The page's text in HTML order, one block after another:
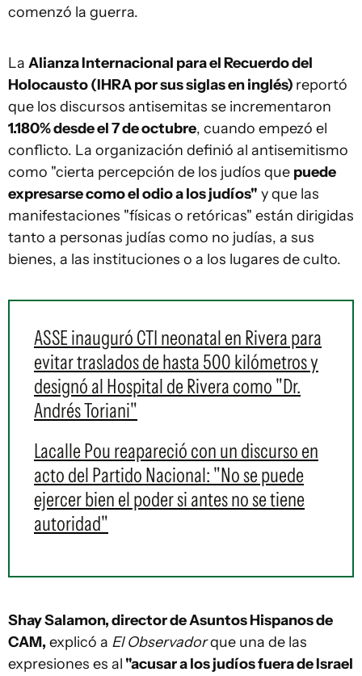
comenzó la guerra.
La Alianza Internacional para el Recuerdo del
Holocausto (IHRA por sus siglas en inglés) reportó
que los discursos antisemitas se incrementaron
1.180% desde el 7 de octubre, cuando empezó el
conflicto. La organización definió al antisemitismo
como "cierta percepción de los judíos que puede
expresarse como el odio a los judíos" y que las
manifestaciones "físicas o retóricas" están dirigidas
tanto a personas judías como no judías, a sus
bienes, a las instituciones o a los lugares de culto.
ASSE inauguró CTI neonatal en Rivera para
evitar traslados de hasta 500 kilómetros y
designó al Hospital de Rivera como "Dr.
Andrés Toriani"
Lacalle Pou reapareció con un discurso en
acto del Partido Nacional: "No se puede
ejercer bien el poder si antes no se tiene
autoridad"
Shay Salamon, director de Asuntos Hispanos de
CAM, explicó a El Observadorque una de las
expresiones es al "acusar a los judíos fuera de Israel